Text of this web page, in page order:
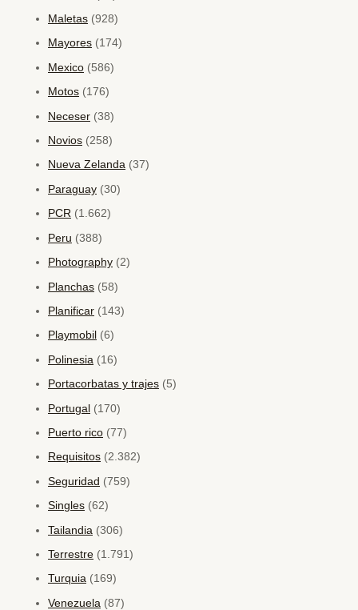
Maletas (928)
Mayores (174)
Mexico (586)
Motos (176)
Neceser (38)
Novios (258)
Nueva Zelanda (37)
Paraguay (30)
PCR (1.662)
Peru (388)
Photography (2)
Planchas (58)
Planificar (143)
Playmobil (6)
Polinesia (16)
Portacorbatas y trajes (5)
Portugal (170)
Puerto rico (77)
Requisitos (2.382)
Seguridad (759)
Singles (62)
Tailandia (306)
Terrestre (1.791)
Turquia (169)
Venezuela (87)